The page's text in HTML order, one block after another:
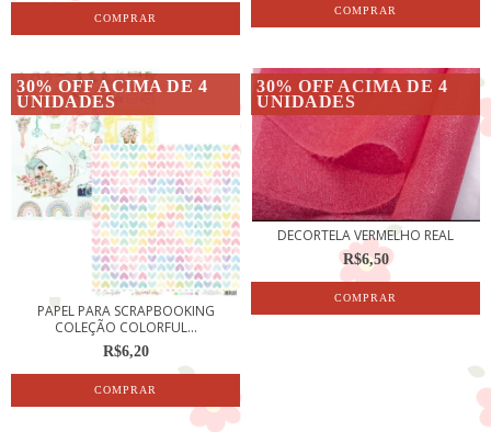
30% OFF ACIMA DE 4
UNIDADES
PAPEL PARA SCRAPBOOKING
COLEÇÃO COLORFUL...
R$6,20
30% OFF ACIMA DE 4
UNIDADES
DECORTELA VERMELHO REAL
R$6,50